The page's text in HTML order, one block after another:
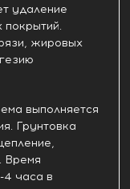
удаление
покрытий.
жировых
выполняется
Грунтовка
Время
4 часа в